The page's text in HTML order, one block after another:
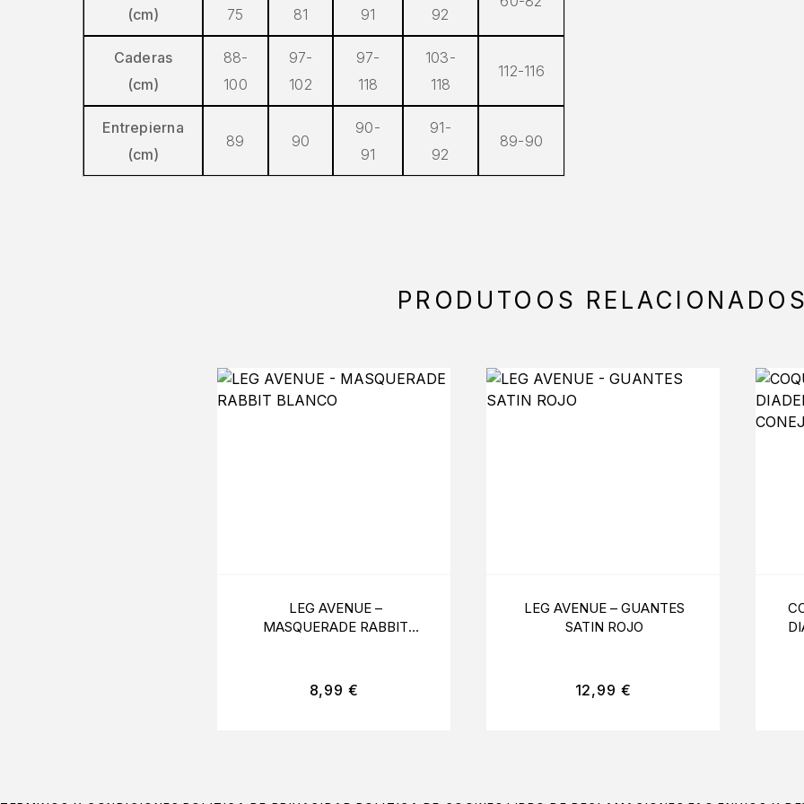
(cm) 75 81 91 92
Caderas
(cm)
88-
100
97-
102
97-
118
103-
118
112-116
Entrepierna
(cm)
89 90
90-
91
91-
92
89-90
PRODUTOOS
LEG AVENUE –
MASQUERADE RABBIT
8,99 €
LEG AVENUE – GUANTES
SATIN ROJO
12,99 €